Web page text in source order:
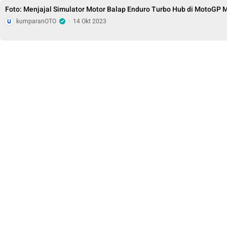
Foto: Menjajal Simulator Motor Balap Enduro Turbo Hub di MotoGP
kumparanOTO · 14 Okt 2023